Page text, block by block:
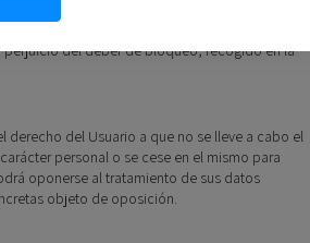
del deber de bloqueo, recogido en la
derecho del Usuario a que no se lleve a cabo el
personal o se cese en el mismo para
oponerse al tratamiento de sus datos
objeto de oposición.